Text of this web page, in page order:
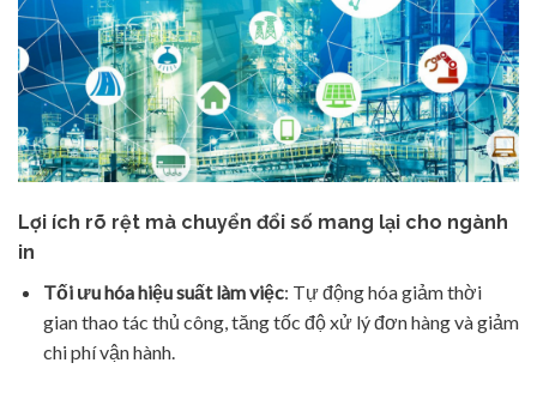
Lợi ích rõ rệt mà chuyển đổi số mang lại cho ngành
in
Tối ưu hóa hiệu suất làm việc: Tự động hóa giảm thời
gian thao tác thủ công, tăng tốc độ xử lý đơn hàng và giảm
chi phí vận hành.